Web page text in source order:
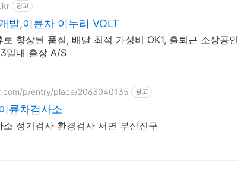
광고
발,이륜차 이누리 VOLT
향상된 품질, 배달 최적 가성비 OK1, 출퇴근 소상공인
일내 출장 A/S
p/entry/place/2063040135 광고
륜차검사소
소 정기검사 환경검사 서면 부산진구